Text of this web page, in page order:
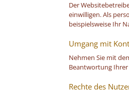
Der
einwilligen. Als
beispielsweise Ihr
Umgang mit
Nehmen Sie mit
Beantwortung
Rechte des